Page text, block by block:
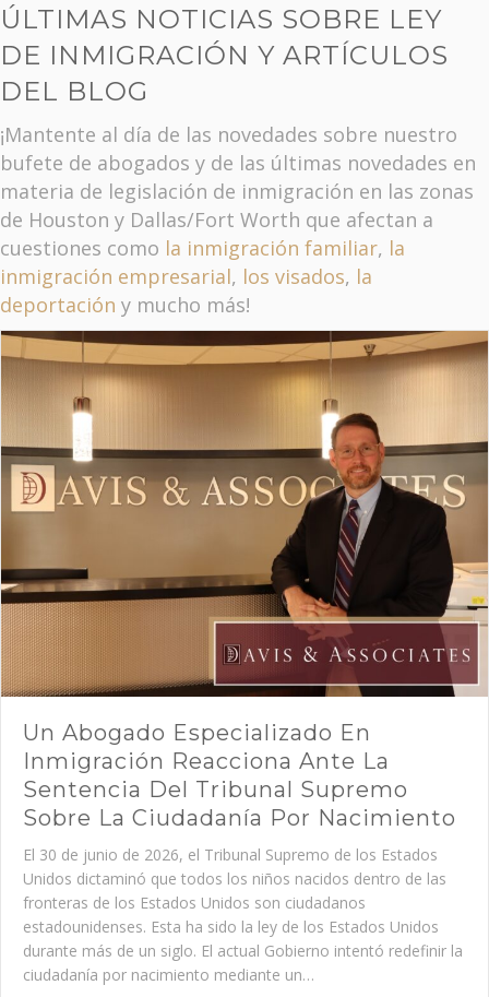
ÚLTIMAS NOTICIAS SOBRE LEY
DE INMIGRACIÓN Y ARTÍCULOS
DEL BLOG
¡Mantente al día de las novedades sobre nuestro
bufete de abogados y de las últimas novedades en
materia de legislación de inmigración en las zonas
de Houston y Dallas/Fort Worth que afectan a
cuestiones como la inmigración familiar, la
inmigración empresarial, los visados, la
deportación y mucho más!
Un Abogado Especializado En
Inmigración Reacciona Ante La
Sentencia Del Tribunal Supremo
Sobre La Ciudadanía Por Nacimiento
El 30 de junio de 2026, el Tribunal Supremo de los Estados
Unidos dictaminó que todos los niños nacidos dentro de las
fronteras de los Estados Unidos son ciudadanos
estadounidenses. Esta ha sido la ley de los Estados Unidos
durante más de un siglo. El actual Gobierno intentó redefinir la
ciudadanía por nacimiento mediante un…